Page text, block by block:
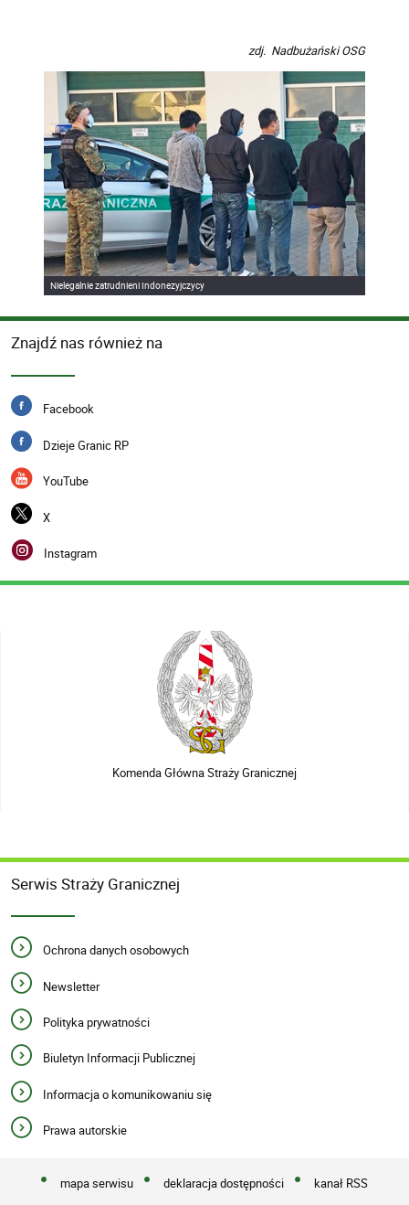
zdj. Nadbużański OSG
Nielegalnie zatrudnieni Indonezyjczycy
Znajdź nas również na
Facebook
Dzieje Granic RP
YouTube
X
Instagram
Komenda Główna Straży Granicznej
Serwis Straży Granicznej
Ochrona danych osobowych
Newsletter
Polityka prywatności
Biuletyn Informacji Publicznej
Informacja o komunikowaniu się
Prawa autorskie
mapa serwisu deklaracja dostępności kanał RSS